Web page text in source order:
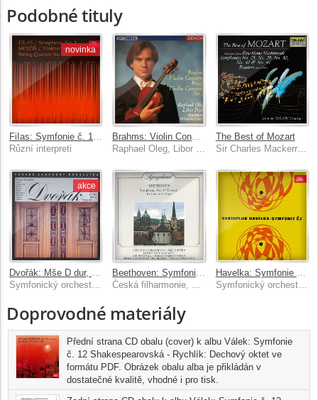
Podobné tituly
novinka
Různí interpreti
The Best of Mozart
Sir Charles Mackerras, Prague Symphony Orchestra, Robert Shaw, André Previn
akce
Dvořák: Mše D dur, Biblické písně 1-5, Te Deum
Symfonický orchestr hl.m. Prahy (FOK), Václav Smetáček
Beethoven: Symfonie č. 3 Es dur, Eroica, Fantazie c moll
Česká filharmonie, Lovro von Matačić, Symfonický orchestr hl.m. Prahy (FOK), Václav Smetáček
Havelka: Symfonie č. 1
Symfonický orchestr hl.m. Prahy (FOK), Jindřich Rohan
Doprovodné materiály
Přední strana CD obalu (cover) k albu Válek: Symfonie
č. 12 Shakespearovská - Rychlík: Dechový oktet ve
formátu PDF. Obrázek obalu alba je přikládán v
dostatečné kvalitě, vhodné i pro tisk.